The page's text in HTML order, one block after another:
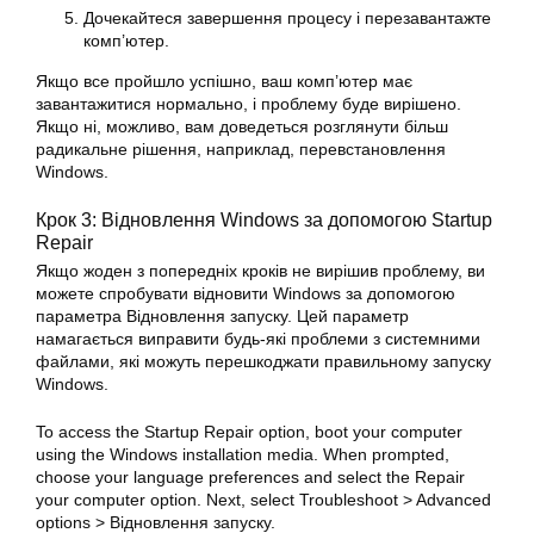
Дочекайтеся завершення процесу і перезавантажте
комп’ютер.
Якщо все пройшло успішно, ваш комп’ютер має
завантажитися нормально, і проблему буде вирішено.
Якщо ні, можливо, вам доведеться розглянути більш
радикальне рішення, наприклад, перевстановлення
Windows.
Крок 3: Відновлення Windows за допомогою Startup
Repair
Якщо жоден з попередніх кроків не вирішив проблему, ви
можете спробувати відновити Windows за допомогою
параметра Відновлення запуску. Цей параметр
намагається виправити будь-які проблеми з системними
файлами, які можуть перешкоджати правильному запуску
Windows.
To access the Startup Repair option, boot your computer
using the Windows installation media. When prompted,
choose your language preferences and select the Repair
your computer option. Next, select Troubleshoot > Advanced
options > Відновлення запуску.